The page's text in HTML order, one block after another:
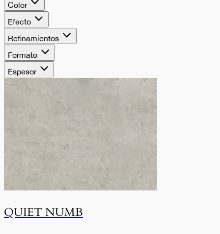
Color
Efecto
Refinamientos
Formato
Espesor
QUIET NUMB